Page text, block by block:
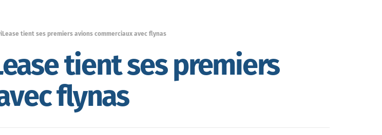
tient ses premiers avions commerciaux avec flynas
tient ses premiers
flynas